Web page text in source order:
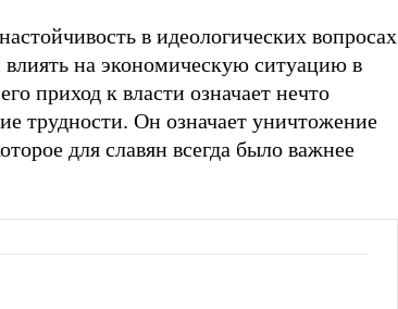
в идеологических вопросах
на экономическую ситуацию в
приход к власти означает нечто
трудности. Он означает уничтожение
для славян всегда было важнее